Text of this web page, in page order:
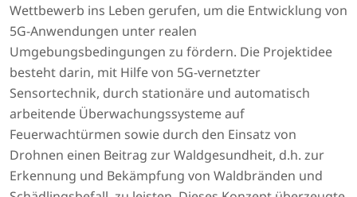
Wettbewerb ins Leben gerufen, um die Entwicklung von
5G-Anwendungen unter realen
Umgebungsbedingungen zu fördern. Die Projektidee
besteht darin, mit Hilfe von 5G-vernetzter
Sensortechnik, durch stationäre und automatisch
arbeitende Überwachungssysteme auf
Feuerwachtürmen sowie durch den Einsatz von
Drohnen einen Beitrag zur Wald­gesundheit, d.h. zur
Erkennung und Bekämpfung von Wald­bränden und